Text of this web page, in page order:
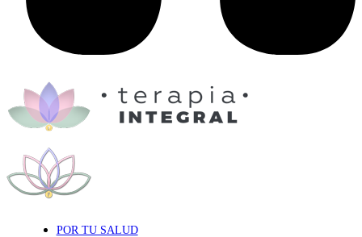
POR TU SALUD